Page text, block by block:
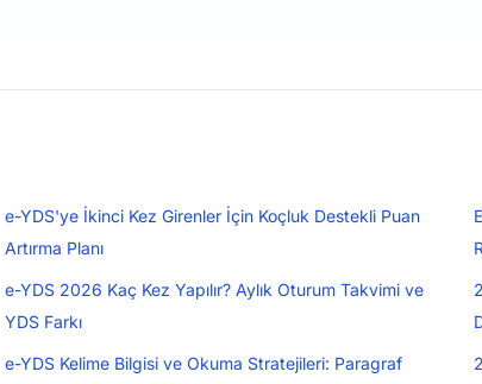
e-YDS'ye İkinci Kez Girenler İçin Koçluk Destekli Puan
Artırma Planı
e-YDS 2026 Kaç Kez Yapılır? Aylık Oturum Takvimi ve
YDS Farkı
e-YDS Kelime Bilgisi ve Okuma Stratejileri: Paragraf